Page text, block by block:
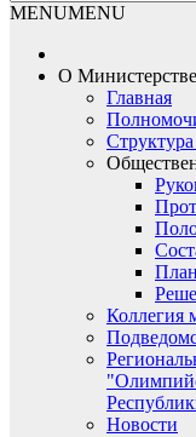
MENUMENU
О Министерстве
Главная
Коллегия
Новости